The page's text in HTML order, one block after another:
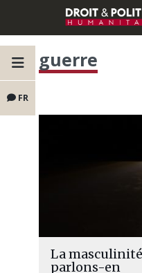
FR
guerre
La
parlons-en